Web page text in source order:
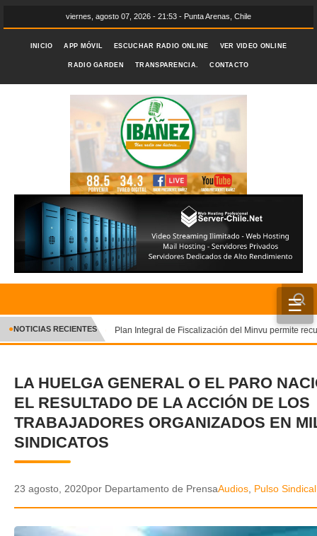
viernes, agosto 07, 2026 - 21:53 - Punta Arenas, Chile
INICIO APP MÓVIL ESCUCHAR RADIO ONLINE VER VIDEO ONLINE
RADIO GARDEN TRANSPARENCIA. CONTACTO
☰
INICIO
CRÓNICA
DEPORTES
ENTRETENIMIENTO Y CULTURA
POLICIAL
✕
NOTICIAS RECIENTES Plan Integral de Fiscalización del Minvu permite
LA HUELGA GENERAL O EL PARO
EL RESULTADO DE LA ACCIÓN DE LOS
TRABAJADORES ORGANIZADOS EN
SINDICATOS
23 agosto, 2020por Departamento de PrensaAudios, Pulso